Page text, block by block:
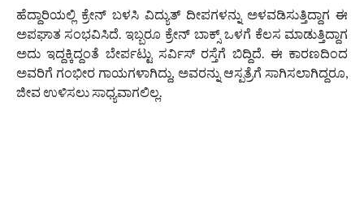
ಹೆದ್ದಾರಿಯಲ್ಲಿ ಕ್ರೇನ್ ಬಳಸಿ ವಿದ್ಯುತ್ ದೀಪಗಳನ್ನು ಅಳವಡಿಸುತ್ತಿದ್ದಾಗ ಈ
ಅಪಘಾತ ಸಂಭವಿಸಿದೆ. ಇಬ್ಬರೂ ಕ್ರೇನ್ ಬಾಕ್ಸ್ ಒಳಗೆ ಕೆಲಸ ಮಾಡುತ್ತಿದ್ದಾಗ
ಅದು ಇದ್ದಕ್ಕಿದ್ದಂತೆ ಬೇರ್ಪಟ್ಟು ಸರ್ವಿಸ್ ರಸ್ತೆಗೆ ಬಿದ್ದಿದೆ. ಈ ಕಾರಣದಿಂದ
ಅವರಿಗೆ ಗಂಭೀರ ಗಾಯಗಳಾಗಿದ್ದು, ಅವರನ್ನು ಆಸ್ಪತ್ರೆಗೆ ಸಾಗಿಸಲಾಗಿದ್ದರೂ,
ಜೀವ ಉಳಿಸಲು ಸಾಧ್ಯವಾಗಲಿಲ್ಲ.